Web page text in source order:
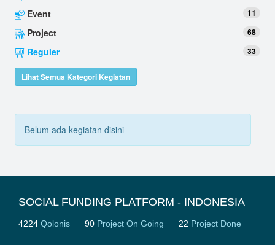
Event 11
Project 68
Reguler 33
Lihat Semua Kategori Kegiatan
Belum ada kegiatan disini
SOCIAL FUNDING PLATFORM - INDONESIA
4224 Qolonis 90 Project On Going 22 Project Done